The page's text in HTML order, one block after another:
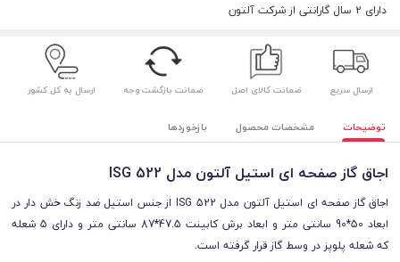
دارای 2 سال گارانتی از شرکت آلتون
ارسال سریع ضمانت کالای اصل ضمانت بازگشت وجه ارسال به کل کشور
توضیحات مشخصات محصول بازخوردها
اجاق گاز صفحه ای استیل آلتون مدل ISG 522
اجاق گاز صفحه ای استیل آلتون مدل ISG 522 از جنس استیل ضد زنگ خش دار در
ابعاد 50*90 سانتی متر و ابعاد برش کابینت 47.5*87 سانتی متر و دارای 5 شعله
که شعله پلوپز در وسط گاز قرار گرفته است.